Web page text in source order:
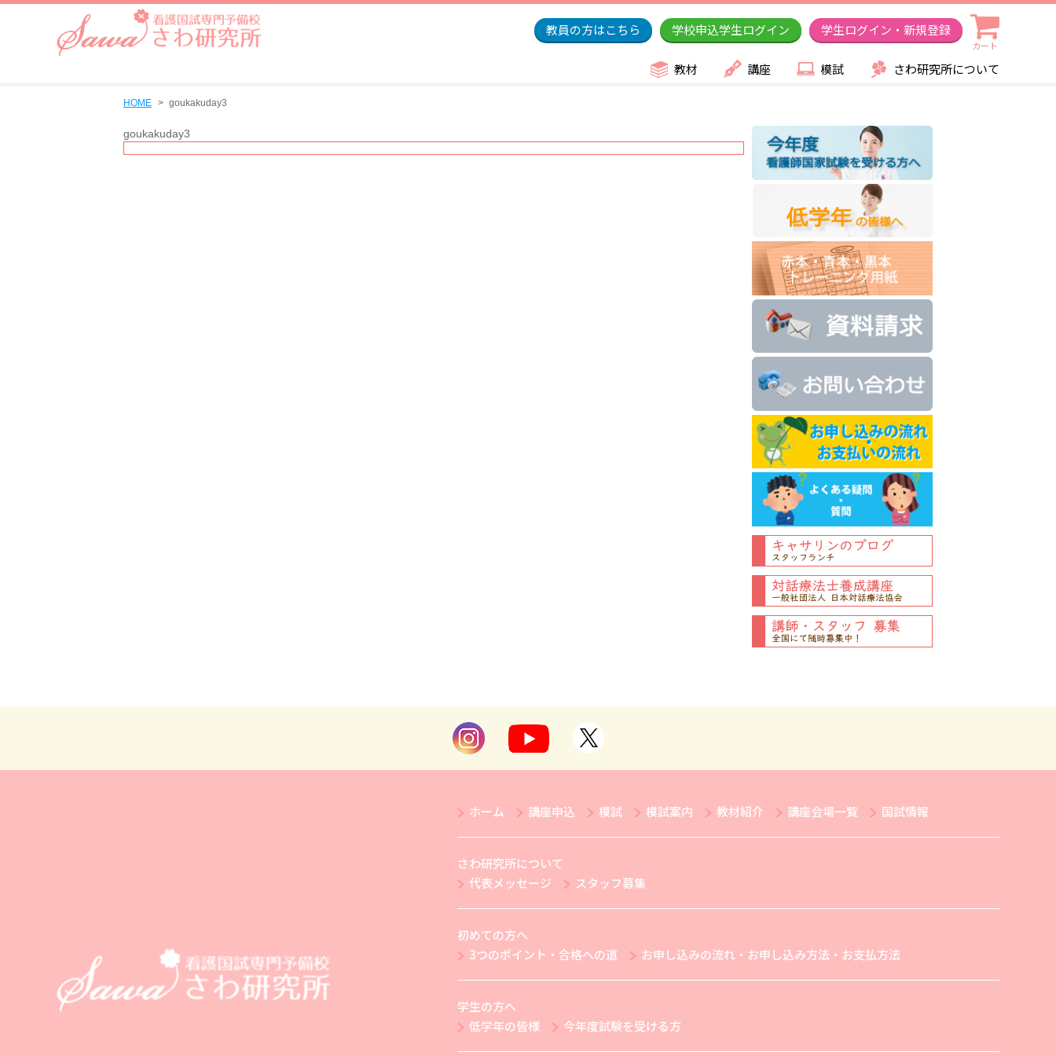
教員の方はこちら 学校申込学生ログイン 学生ログイン・新規登録
カート
教材 講座 模試 さわ研究所について
HOME goukakuday3
goukakuday3
ホーム 講座申込 模試 模試案内 教材紹介 講座会場一覧 国試情報
さわ研究所について
代表メッセージ
スタッフ募集
初めての方へ
3つのポイント・合格への道
お申し込みの流れ・お申し込み方法・お支払方法
学生の方へ
低学年の皆様
今年度試験を受ける方